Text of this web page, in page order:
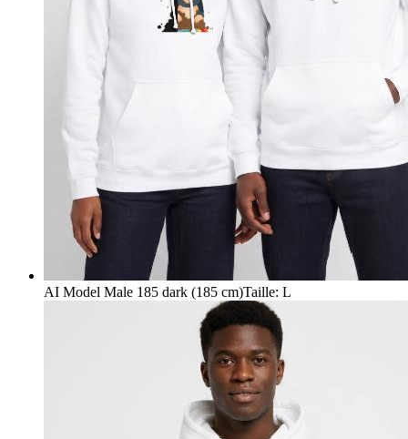
AI Model Male 185 dark (185 cm)Taille: L